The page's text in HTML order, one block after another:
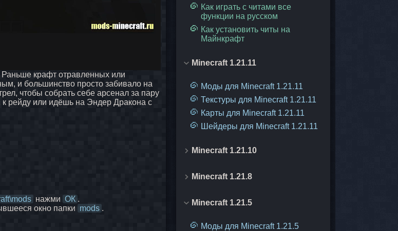
Как играть с читами все
функции на русском
Как установить читы на
Майнкрафт
Minecraft 1.21.11
Моды для Minecraft 1.21.11
Текстуры для Minecraft 1.21.11
Карты для Minecraft 1.21.11
Шейдеры для Minecraft 1.21.11
Minecraft 1.21.10
Minecraft 1.21.8
Minecraft 1.21.5
Моды для Minecraft 1.21.5
Раньше крафт отравленных или
и большинство просто забивало на
чтобы собрать себе арсенал за пару
к рейду или идёшь на Эндер Дракона с
нажми ОК .
окно папки mods .